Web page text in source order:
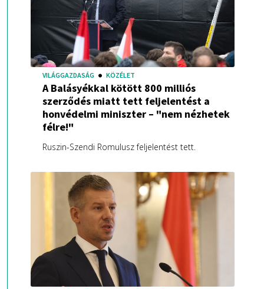
VILÁGGAZDASÁG KÖZÉLET
A Balásyékkal kötött 800 milliós
szerződés miatt tett feljelentést a
honvédelmi miniszter – "nem nézhetek
félre!"
Ruszin-Szendi Romulusz feljelentést tett.